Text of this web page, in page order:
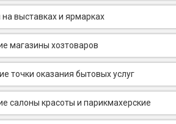
на выставках и ярмарках
магазины хозтоваров
точки оказания бытовых услуг
салоны красоты и парикмахерские